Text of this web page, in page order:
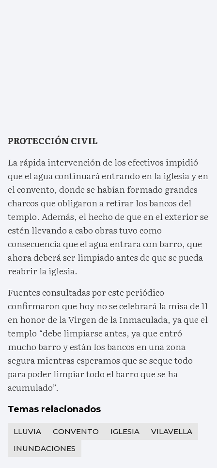
PROTECCIÓN CIVIL
La rápida intervención de los efectivos impidió
que el agua continuará entrando en la iglesia y en
el convento, donde se habían formado grandes
charcos que obligaron a retirar los bancos del
templo. Además, el hecho de que en el exterior se
estén llevando a cabo obras tuvo como
consecuencia que el agua entrara con barro, que
ahora deberá ser limpiado antes de que se pueda
reabrir la iglesia.
Fuentes consultadas por este periódico
confirmaron que hoy no se celebrará la misa de 11
en honor de la Virgen de la Inmaculada, ya que el
templo “debe limpiarse antes, ya que entró
mucho barro y están los bancos en una zona
segura mientras esperamos que se seque todo
para poder limpiar todo el barro que se ha
acumulado”.
Temas relacionados
LLUVIA CONVENTO IGLESIA
VILAVELLA
INUNDACIONES